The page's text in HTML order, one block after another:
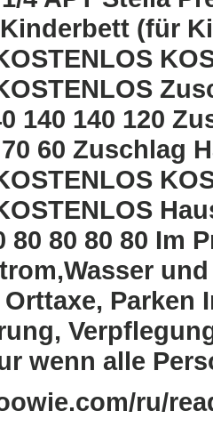
Kinderbett (für
140 140 120
70 60 Zuschlag
80 80 80 80 Im
Parken
wenn alle
ru/